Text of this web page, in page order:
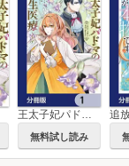
王太子妃パドマの転生医療【分冊版】
無料試し読み